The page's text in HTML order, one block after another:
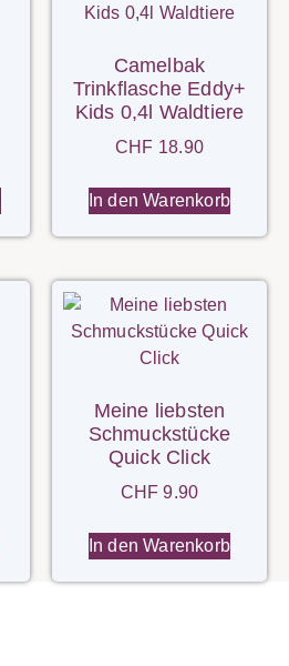
Camelbak
Trinkflasche Eddy+
Kids 0,4l Waldtiere
CHF 18.90
In den Warenkorb
Meine liebsten
Schmuckstücke
Quick Click
CHF 9.90
In den Warenkorb